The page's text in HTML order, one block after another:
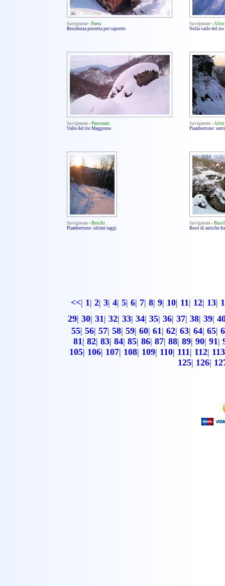
Savignone - Paesi
Residenza protetta per caprette
Savignone - Altro
Nella valle del rio
Savignone - Panorami
Valle del rio Maggione
Savignone - Altro
Piambertone:
Savignone - Boschi
Piambertone: ultimi raggi
Savignone -
Resti di antiche
<<| 1| 2| 3| 4| 5| 6| 7| 8| 9| 10| 11| 12| 13|
29| 30| 31| 32| 33| 34| 35| 36| 37| 38| 39|
55| 56| 57| 58| 59| 60| 61| 62| 63| 64| 65|
81| 82| 83| 84| 85| 86| 87| 88| 89| 90| 91|
105| 106| 107| 108| 109| 110| 111| 112| 113
125| 126|